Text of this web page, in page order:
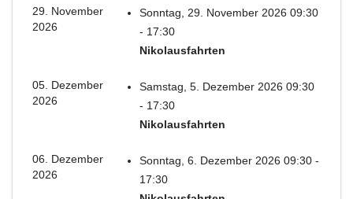
29. November
2026
Sonntag, 29. November 2026 09:30
- 17:30
Nikolausfahrten
05. Dezember
2026
Samstag, 5. Dezember 2026 09:30
- 17:30
Nikolausfahrten
06. Dezember
2026
Sonntag, 6. Dezember 2026 09:30 -
17:30